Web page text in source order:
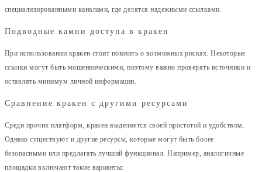
специализированными каналами, где делятся надежными ссылками.
Подводные камни доступа в кракен
При использовании кракен стоит помнить о возможных рисках. Некоторые
ссылки могут быть мошенническими, поэтому важно проверять источники и
оставлять минимум личной информации.
Сравнение кракен с другими ресурсами
Среди прочих платформ, кракен выделяется своей простотой и удобством.
Однако существуют и другие ресурсы, которые могут быть более
безопасными или предлагать лучший функционал. Например, аналогичные
площадки включают такие варианты: